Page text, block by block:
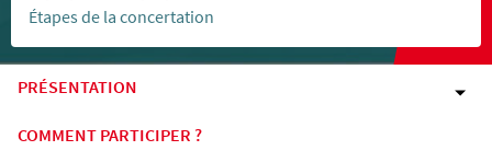
Étapes de la concertation
PRÉSENTATION
COMMENT PARTICIPER ?